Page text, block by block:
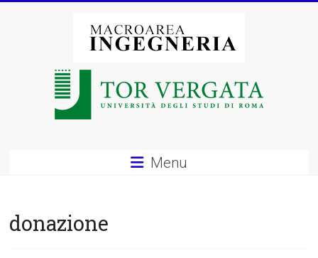
Macroarea
degli
Menu
donazione